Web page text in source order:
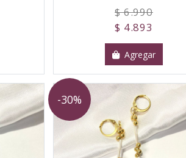
$ 6.990
$ 4.893
Agregar
-30%